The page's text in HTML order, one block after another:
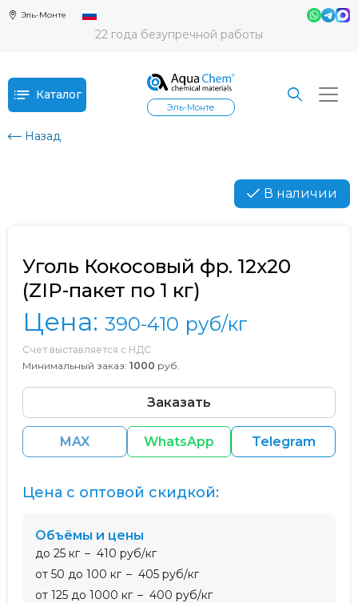
Эль-Монте
22 года безупречной работы
Каталог
Эль-Монте
Назад
В наличии
Уголь Кокосовый фр. 12х20
(ZIP-пакет по 1 кг)
Цена: 390-410 руб/кг
Счет выставляется с НДС
Минимальный заказ: 1000 руб.
Заказать
MAX WhatsApp Telegram
Цена с оптовой скидкой:
Объёмы и цены
до 25 кг
410 руб/кг
от 50 до 100 кг
405 руб/кг
от 125 до 1000 кг
400 руб/кг